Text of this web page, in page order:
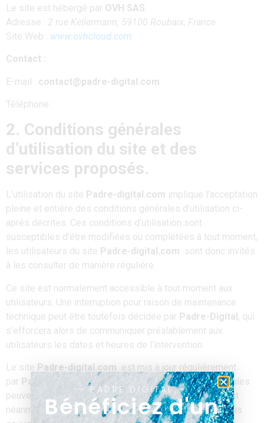
Le site est hébergé par OVH SAS
Adresse : 2 rue Kellermann, 59100 Roubaix, France
Site Web : www.ovhcloud.com
Contact :
E-mail : contact@padre-digital.com
Téléphone :
2. Conditions générales
d’utilisation du site et des
services proposés.
L’utilisation du site Padre-digital.com implique l’acceptation
pleine et entière des conditions générales d’utilisation ci-
après décrites. Ces conditions d’utilisation sont
susceptibles d’être modifiées ou complétées à tout moment,
les utilisateurs du site Padre-digital.com sont donc invités
à les consulter de manière régulière.
Ce site est normalement accessible à tout moment aux
utilisateurs. Une interruption pour raison de maintenance
technique peut être toutefois décidée par Padre-Digital, qui
s’efforcera alors de communiquer préalablement aux
utilisateurs les dates et heures de l’intervention.
Le site Padre-digital.com est mis à jour régulièrement
par Padre-Digital
. De la même façon, les mentions légales
peuvent être modifiées à tout moment : elles s’imposent
néanmoins à l’utilisateur qui est invité à s’y référer le plus
— PADRE DIGITAL —
Bénéficiez d'un